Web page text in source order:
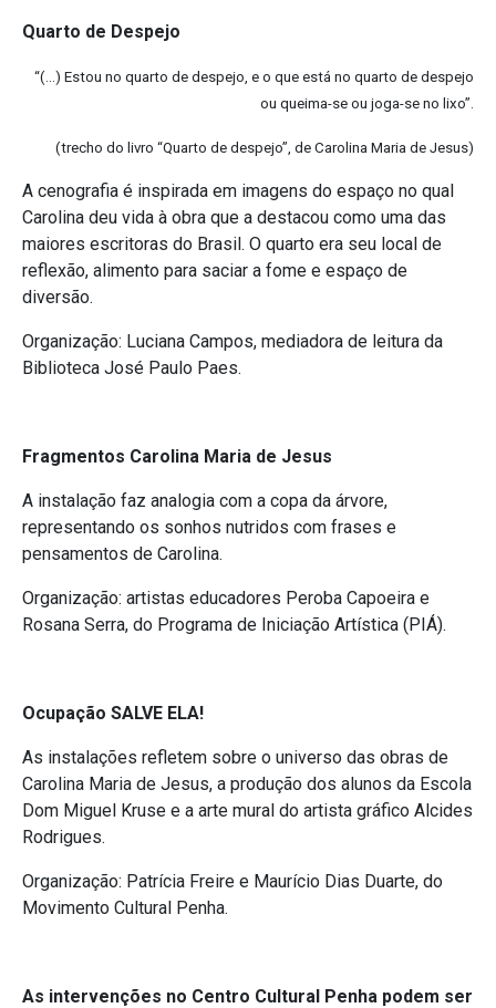
Quarto de Despejo
“(…) Estou no quarto de despejo, e o que está no quarto de despejo
ou queima-se ou joga-se no lixo”.
(trecho do livro “Quarto de despejo”, de Carolina Maria de Jesus)
A cenografia é inspirada em imagens do espaço no qual
Carolina deu vida à obra que a destacou como uma das
maiores escritoras do Brasil. O quarto era seu local de
reflexão, alimento para saciar a fome e espaço de
diversão.
Organização: Luciana Campos, mediadora de leitura da
Biblioteca José Paulo Paes.
Fragmentos Carolina Maria de Jesus
A instalação faz analogia com a copa da árvore,
representando os sonhos nutridos com frases e
pensamentos de Carolina.
Organização: artistas educadores Peroba Capoeira e
Rosana Serra, do Programa de Iniciação Artística (PIÁ).
Ocupação SALVE ELA!
As instalações refletem sobre o universo das obras de
Carolina Maria de Jesus, a produção dos alunos da Escola
Dom Miguel Kruse e a arte mural do artista gráfico Alcides
Rodrigues.
Organização: Patrícia Freire e Maurício Dias Duarte, do
Movimento Cultural Penha.
As intervenções no Centro Cultural Penha podem ser